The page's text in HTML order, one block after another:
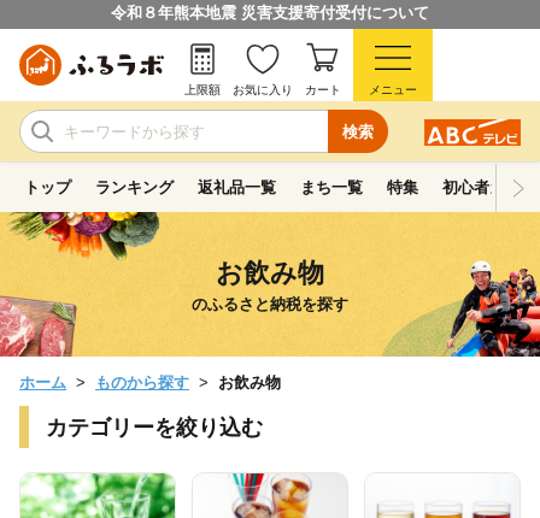
令和８年熊本地震 災害支援寄付受付について
検索
上限額 お気に入り カート メニュー
トップ ランキング 返礼品一覧 まち一覧 特集 初心者ガイド
お飲み物
のふるさと納税を探す
ホーム ものから探す お飲み物
カテゴリーを絞り込む